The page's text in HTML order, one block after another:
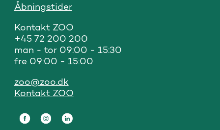
Åbningstider
Kontakt ZOO
+45 72 200 200
man - tor 09:00 - 15:30
fre 09:00 - 15:00
zoo@zoo.dk
Kontakt ZOO